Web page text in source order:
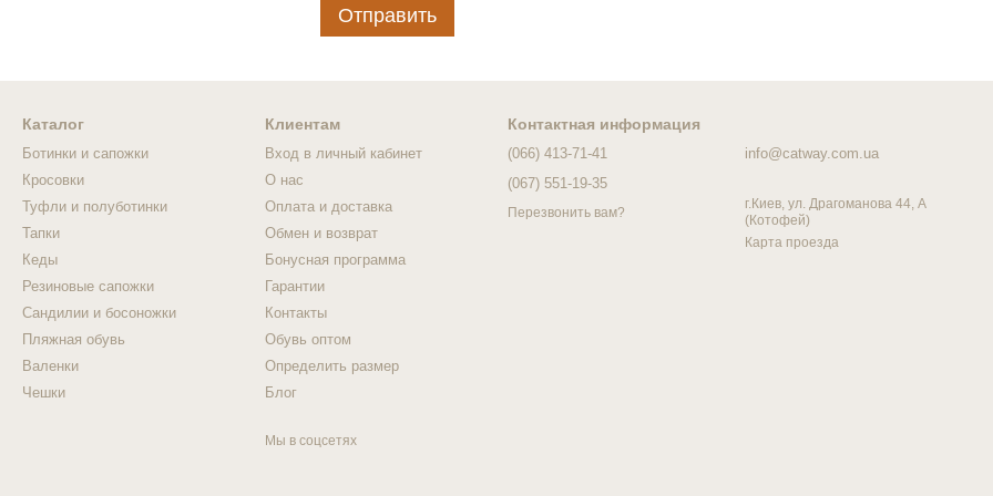
Отправить
Каталог
Ботинки и сапожки
Кросовки
Туфли и полуботинки
Тапки
Кеды
Резиновые сапожки
Сандилии и босоножки
Пляжная обувь
Валенки
Чешки
Клиентам
Вход в личный кабинет
О нас
Оплата и доставка
Обмен и возврат
Бонусная программа
Гарантии
Контакты
Обувь оптом
Определить размер
Блог
Мы в соцсетях
Контактная информация
(066) 413-71-41
(067) 551-19-35
Перезвонить вам?
info@catway.com.ua
г.Киев, ул. Драгоманова 44, А
(Котофей)
Карта проезда